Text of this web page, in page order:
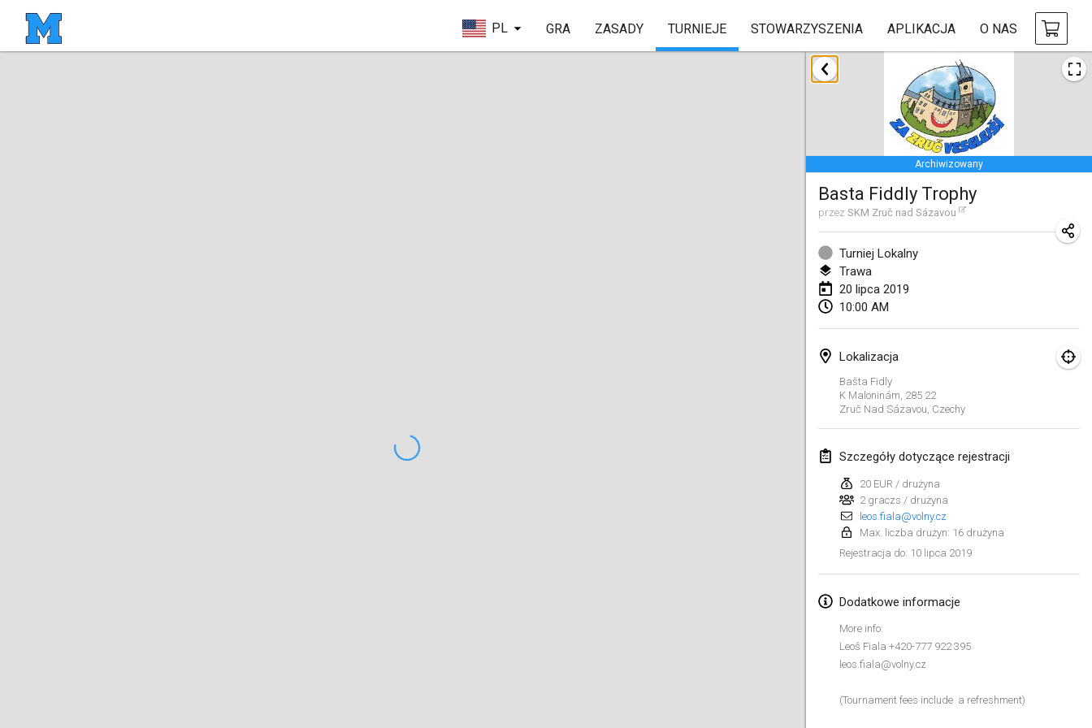
PL GRA ZASADY TURNIEJE STOWARZYSZENIA APLIKACJA O NAS
Archiwizowany
Basta Fiddly Trophy
przez SKM Zruč nad Sázavou
Turniej Lokalny
Trawa
20 lipca 2019
10:00 AM
Lokalizacja
Bašta Fidly
K Maloninám, 285 22
Zruč Nad Sázavou Czechy
Szczegóły dotyczące rejestracji
20 EUR / drużyna
2 graczs / drużyna
leos.fiala@volny.cz
Max. liczba drużyn: 16 drużyna
Rejestracja do: 10 lipca 2019
Dodatkowe informacje
More info:
Leoš Fiala +420-777 922 395
leos.fiala@volny.cz
(Tournament fees include a refreshment)
styczeń 2019
New Year's Throw Mölkky
1 sty 2019|Czechy
Tournoi Mixte ASPTTOM
20 sty 2019|Francja
Tournoi d'Hiver
26 sty 2019|
Liekki Cup
26 sty 2019
26 sty 2019
luty 2019
2 lut 2019| Finlandia
Lumi Mölkky
9 lut 2019|Finlandia
Tournoi de la St Valentin
OTH
16 lut 2019 |Finlandia
16 lut 2019| Francja